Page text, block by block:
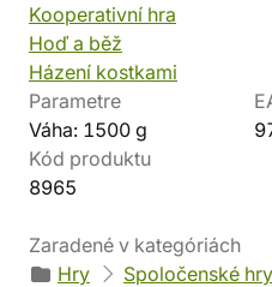
Kooperativní hra
Hoď a běž
Házení kostkami
Parametre
Váha: 1500 g
Kód produktu
8965
Zaradené v kategóriách
Hry
Spoločenské hry